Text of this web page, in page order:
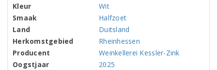
Kleur
Wit
Smaak
Halfzoet
Land
Duitsland
Herkomstgebied
Rheinhessen
Producent
Weinkellerei Kessler-Zink
Oogstjaar
2025